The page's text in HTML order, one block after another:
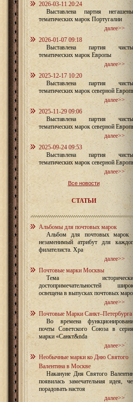
2026-03-11 20:24
Выставлена партия
тематических марок Португалии
далее>>
2026-01-07 09:18
Выставлена партия
тематических марок Европы
далее>>
2025-12-17 10:20
Выставлена партия
тематических марок северной
далее>>
2025-11-29 09:06
Выставлена партия
тематических марок северной
далее>>
2025-09-24 09:53
Выставлена партия
тематических марок северной
далее>>
Все новости
СТАТЬИ
Альбомы для почтовых марок
Альбом для почтовых марок
незаменимый атрибут для
филателиста. Хра
далее>>
Почтовые марки Москвы
Тема
достопримечательностей
освещена в выпусках почтовых
далее>>
Почтовые Марки Санкт–Петербурга
Во времена
почты Советского Союза в
марки «Санкт&nda
далее>>
Необычные марки ко Дню Святого
Валентина в Москве
Накануне Дня Святого
появилась замечательная идея,
порадовать настоя
далее>>